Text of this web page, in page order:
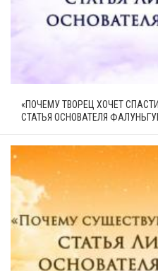
«ПОЧЕМУ ТВОРЕЦ ХОЧЕТ
СТАТЬЯ ОСНОВАТЕЛЯ